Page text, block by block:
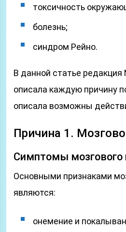
токсичность
болезнь;
синдром Рейно.
В данной статье редакция
описала каждую причину
описала возможны
Причина 1.
Симптомы мозгового
Основными признаками
являются:
онемение и